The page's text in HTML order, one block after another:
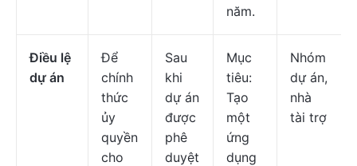
năm.
Điều lệ
dự án
Để
chính
thức
ủy
quyền
cho
Sau
khi
dự án
được
phê
duyệt
Mục
tiêu:
Tạo
một
ứng
dụng
Nhóm
dự án,
nhà
tài trợ